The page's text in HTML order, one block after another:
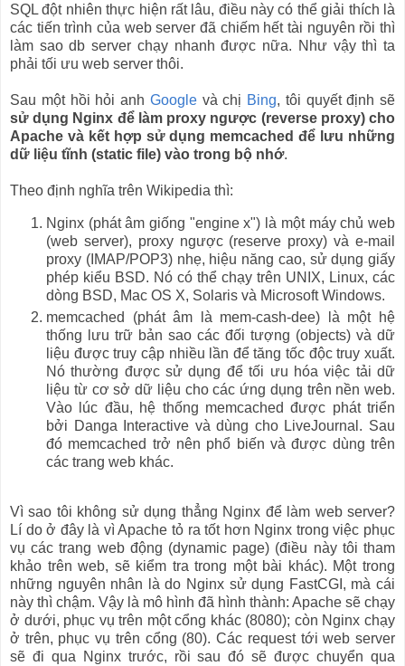
SQL đột nhiên thực hiện rất lâu, điều này có thể giải thích là
các tiến trình của web server đã chiếm hết tài nguyên rồi thì
làm sao db server chạy nhanh được nữa. Như vậy thì ta
phải tối ưu web server thôi.
Sau một hồi hỏi anh Googlevà chị Bing, tôi quyết định sẽ
sử dụng Nginx để làm proxy ngược (reverse proxy) cho
Apache và kết hợp sử dụng memcached để lưu những
dữ liệu tĩnh (static file) vào trong bộ nhớ.
Theo định nghĩa trên Wikipedia thì:
Nginx (phát âm giống "engine x") là một máy chủ web
(web server), proxy ngược (reserve proxy) và e-mail
proxy (IMAP/POP3) nhẹ, hiệu năng cao, sử dụng giấy
phép kiểu BSD. Nó có thể chạy trên UNIX, Linux, các
dòng BSD, Mac OS X, Solaris và Microsoft Windows.
memcached (phát âm là mem-cash-dee) là một hệ
thống lưu trữ bản sao các đối tượng (objects) và dữ
liệu được truy cập nhiều lần để tăng tốc độc truy xuất.
Nó thường được sử dụng để tối ưu hóa việc tải dữ
liệu từ cơ sở dữ liệu cho các ứng dụng trên nền web.
Vào lúc đầu, hệ thống memcached được phát triển
bởi Danga Interactive và dùng cho LiveJournal. Sau
đó memcached trở nên phổ biến và được dùng trên
các trang web khác.
Vì sao tôi không sử dụng thẳng Nginx để làm web server?
Lí do ở đây là vì Apache tỏ ra tốt hơn Nginx trong việc phục
vụ các trang web động (dynamic page) (điều này tôi tham
khảo trên web, sẽ kiểm tra trong một bài khác). Một trong
những nguyên nhân là do Nginx sử dụng FastCGI, mà cái
này thì chậm. Vậy là mô hình đã hình thành: Apache sẽ chạy
ở dưới, phục vụ trên một cổng khác (8080); còn Nginx chạy
ở trên, phục vụ trên cổng (80). Các request tới web server
sẽ đi qua Nginx trước, rồi sau đó sẽ được chuyển qua